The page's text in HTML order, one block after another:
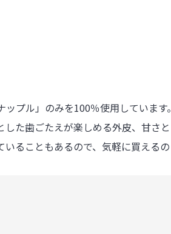
プル」のみを100％使用しています。
た歯ごたえが楽しめる外皮、甘さと
ることもあるので、気軽に買えるの